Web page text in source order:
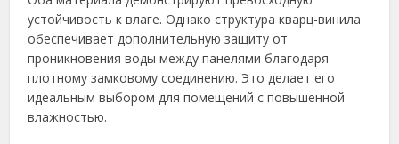
устойчивость к влаге. Однако структура кварц-винила
обеспечивает дополнительную защиту от
проникновения воды между панелями благодаря
плотному замковому соединению. Это делает его
идеальным выбором для помещений с повышенной
влажностью.